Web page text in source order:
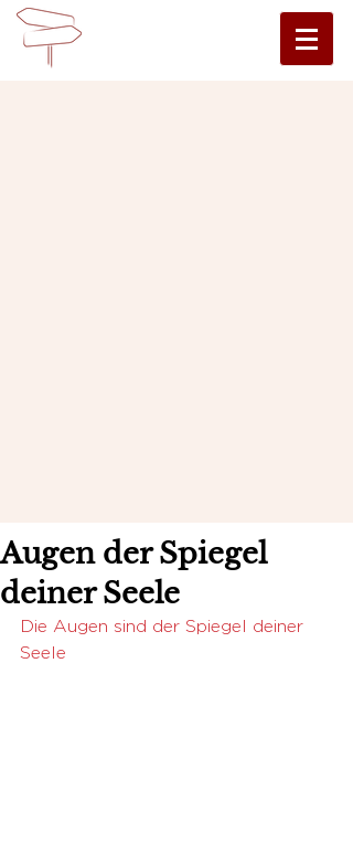
Augen der Spiegel
deiner Seele
Die Augen sind der Spiegel deiner
Seele